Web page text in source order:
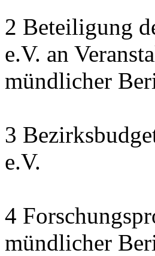
2 Beteiligung
e.V. an
mündlicher
3
e.V.
4
mündlicher